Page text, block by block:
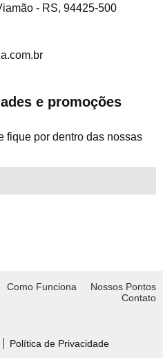
- RS, 94425-500
e promoções
fique por dentro das nossas
Política de Privacidade
Como Funciona
Nossos Pontos
Contato